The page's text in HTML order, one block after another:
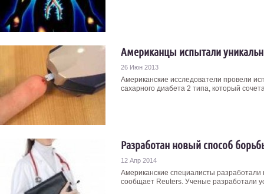
Американцы испытали
26 Июн 2013
Американские исследователи провели
сахарного диабета 2 типа, который
Разработан новый способ
12 Апр 2014
Американские специалисты
сообщает Reuters. Ученые разработали